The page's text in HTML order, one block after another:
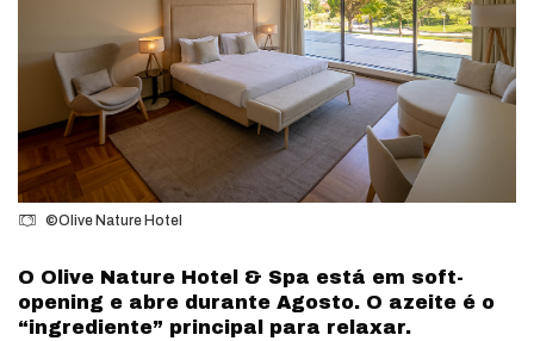
©Olive Nature Hotel
O Olive Nature Hotel & Spa está em soft-
opening e abre durante Agosto. O azeite é o
“ingrediente” principal para relaxar.